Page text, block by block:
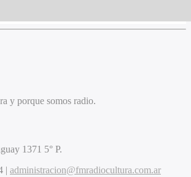
y porque somos radio.
1371 5° P.
| administracion@fmradiocultura.com.ar